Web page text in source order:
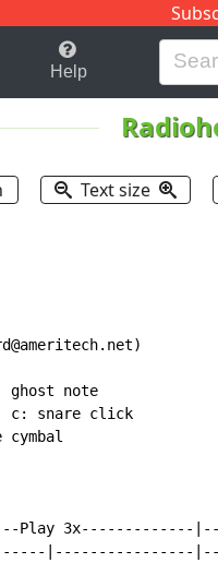
H I
Help
Text size
ghost note
c: snare click
cymbal
Play 3x-------------
|----------------